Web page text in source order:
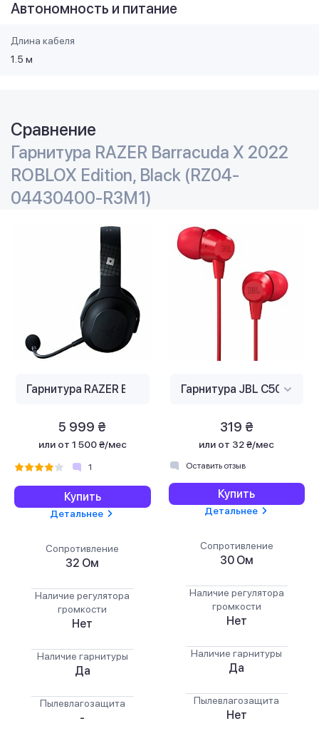
Автономность и питание
Длина кабеля
1.5 м
Сравнение
Гарнитура RAZER Barracuda X 2022
ROBLOX Edition, Black (RZ04-
04430400-R3M1)
5 999 ₴
или от 1 500 ₴/мес
1
Купить
Детальнее
Сопротивление
32 Ом
Наличие регулятора
громкости
Нет
Наличие гарнитуры
Да
Пылевлагозащита
-
319 ₴
или от 32 ₴/мес
Оставить отзыв
Купить
Детальнее
Сопротивление
30 Ом
Наличие регулятора
громкости
Нет
Наличие гарнитуры
Да
Пылевлагозащита
Нет